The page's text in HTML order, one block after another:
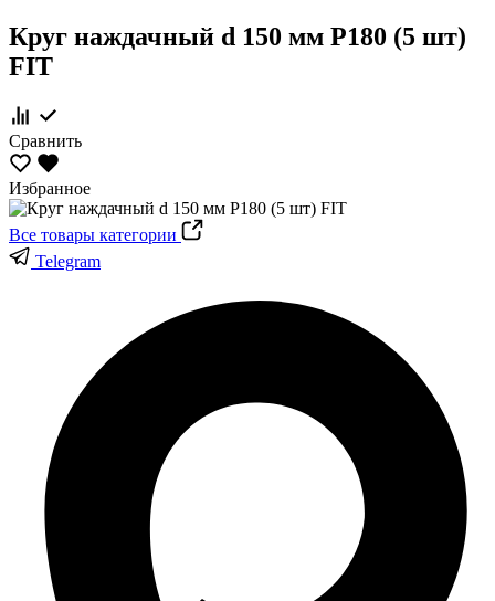
Круг наждачный d 150 мм Р180 (5 шт)
FIT
Сравнить
Избранное
Все товары категории
Telegram